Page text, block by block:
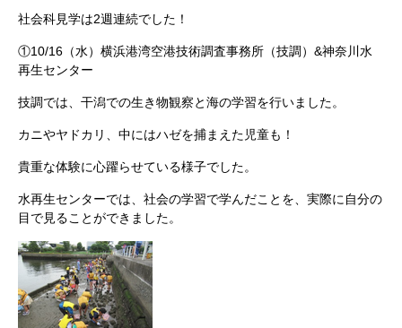
社会科見学は2週連続でした！
①10/16（水）横浜港湾空港技術調査事務所（技調）&神奈川水
再生センター
技調では、干潟での生き物観察と海の学習を行いました。
カニやヤドカリ、中にはハゼを捕まえた児童も！
貴重な体験に心躍らせている様子でした。
水再生センターでは、社会の学習で学んだことを、実際に自分の
目で見ることができました。